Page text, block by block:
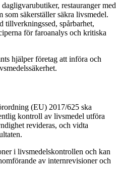
restauranger med
säkerställer säkra livsmedel.
tillverkningssed, spårbarhet,
för faroanalys och kritiska
hjälper företag att införa och
(EU) 2017/625 ska
kontroll av livsmedel utföra
revideras, och vidta
i livsmedelskontrollen och kan
av internrevisioner och